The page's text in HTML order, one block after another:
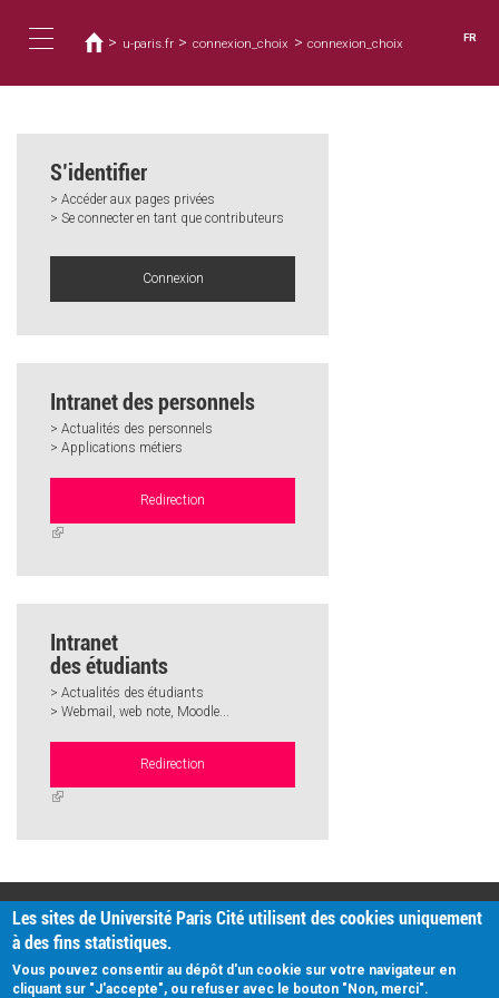
contenu
navigation
êtes
ici
> u-paris.fr > connexion_choix > connexion_choix FR
S’identifier
> Accéder aux pages privées
> Se connecter en tant que contributeurs
Connexion
Intranet des personnels
> Actualités des personnels
> Applications métiers
Redirection
(link
Intranet
des étudiants
> Actualités des étudiants
> Webmail, web note, Moodle...
Redirection
(link
PRATIQUE
Plan d'accès
Intranet
Mentions légales
Données personnelles
Les sites de Université Paris Cité utilisent des cookies uniquement
à des fins statistiques.
Vous pouvez consentir au dépôt d'un cookie sur votre navigateur en
cliquant sur "J'accepte", ou refuser avec le bouton "Non, merci".